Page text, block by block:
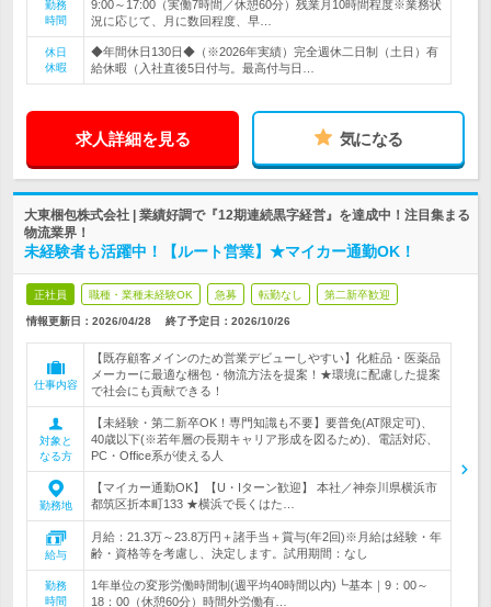
勤務
時間
9:00～17:00（実働7時間／休憩60分）残業月10時間程度※業務状
況に応じて、月に数回程度、早…
休日
休暇
◆年間休日130日◆（※2026年実績）完全週休二日制（土日）有
給休暇（入社直後5日付与。最高付与日…
求人詳細を見る 気になる
大東梱包株式会社 | 業績好調で『12期連続黒字経営』を達成中！注目集まる
物流業界！
未経験者も活躍中！【ルート営業】★マイカー通勤OK！
正社員 職種・業種未経験OK 急募 転勤なし 第二新卒歓迎
情報更新日：2026/04/28 終了予定日： 2026/10/26
仕事内容
【既存顧客メインのため営業デビューしやすい】化粧品・医薬品
メーカーに最適な梱包・物流方法を提案！★環境に配慮した提案
で社会にも貢献できる！
対象と
なる方
【未経験・第二新卒OK！専門知識も不要】要普免(AT限定可)、
40歳以下(※若年層の長期キャリア形成を図るため)、電話対応、
PC・Office系が使える人
勤務地
【マイカー通勤OK】【U・Iターン歓迎】 本社／神奈川県横浜市
都筑区折本町133 ★横浜で長くはた…
給与
月給：21.3万～23.8万円＋諸手当＋賞与(年2回)※月給は経験・年
齢・資格等を考慮し、決定します。試用期間：なし
勤務
時間
1年単位の変形労働時間制(週平均40時間以内)┗基本｜9：00～
18：00（休憩60分）時間外労働有…